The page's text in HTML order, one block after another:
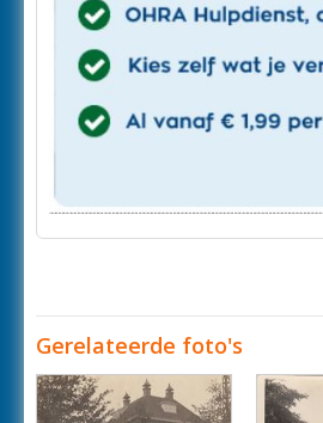
Gerelateerde foto's